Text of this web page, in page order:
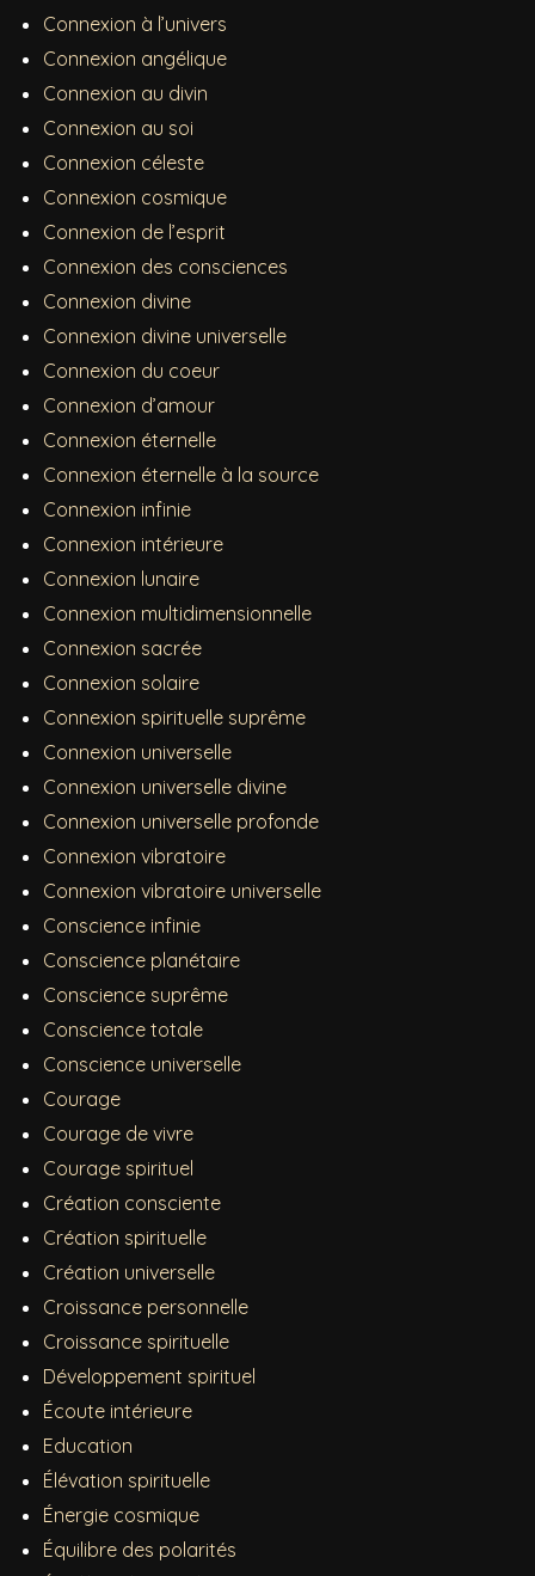
Connexion à l’univers
Connexion angélique
Connexion au divin
Connexion au soi
Connexion céleste
Connexion cosmique
Connexion de l’esprit
Connexion des consciences
Connexion divine
Connexion divine universelle
Connexion du coeur
Connexion d’amour
Connexion éternelle
Connexion éternelle à la source
Connexion infinie
Connexion intérieure
Connexion lunaire
Connexion multidimensionnelle
Connexion sacrée
Connexion solaire
Connexion spirituelle suprême
Connexion universelle
Connexion universelle divine
Connexion universelle profonde
Connexion vibratoire
Connexion vibratoire universelle
Conscience infinie
Conscience planétaire
Conscience suprême
Conscience totale
Conscience universelle
Courage
Courage de vivre
Courage spirituel
Création consciente
Création spirituelle
Création universelle
Croissance personnelle
Croissance spirituelle
Développement spirituel
Écoute intérieure
Education
Élévation spirituelle
Énergie cosmique
Équilibre des polarités